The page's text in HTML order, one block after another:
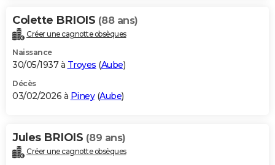
Colette BRIOIS (88 ans)
Créer une cagnotte obsèques
Naissance
30/05/1937 à Troyes (Aube)
Décès
03/02/2026 à Piney(Aube)
Jules BRIOIS (89 ans)
Créer une cagnotte obsèques